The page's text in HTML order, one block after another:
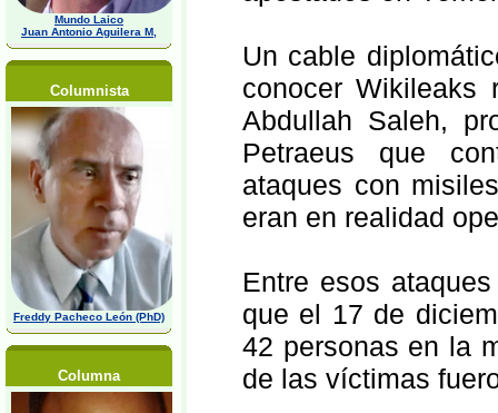
Mundo Laico
Juan Antonio Aguilera M,
Columnista
Freddy Pacheco León (PhD)
Columna
Un cable
conocer Wikileaks
Abdullah Saleh,
Petraeus que
ataques con
eran en realidad
Entre esos
que el 17 de
42 personas en la
de las víctimas